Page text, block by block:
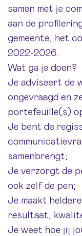
samen met je
aan de
gemeente, het
2022-2026.
Wat ga je doen?
Je adviseert de
ongevraagd en
portefeuille(s)
Je bent de
samenbrengt;
Je verzorgt de
ook zelf de pen;
Je maakt
resultaat,
Je weet hoe jij